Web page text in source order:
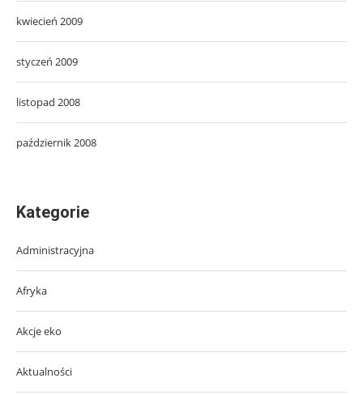
kwiecień 2009
styczeń 2009
listopad 2008
październik 2008
Kategorie
Administracyjna
Afryka
Akcje eko
Aktualności